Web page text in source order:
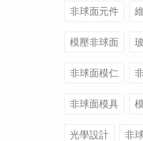
非球面元件
模壓非球面
非球面模仁
非球面模具
光學設計 非